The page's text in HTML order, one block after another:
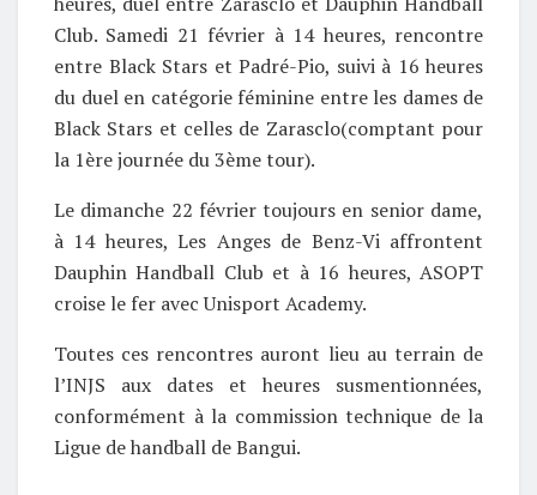
Club. Samedi 21 février à 14 heures, rencontre
entre Black Stars et Padré-Pio, suivi à 16 heures
du duel en catégorie féminine entre les dames de
Black Stars et celles de Zarasclo(comptant pour
la 1ère journée du 3ème tour).
Le dimanche 22 février toujours en senior dame,
à 14 heures, Les Anges de Benz-Vi affrontent
Dauphin Handball Club et à 16 heures, ASOPT
croise le fer avec Unisport Academy.
Toutes ces rencontres auront lieu au terrain de
l’INJS aux dates et heures susmentionnées,
conformément à la commission technique de la
Ligue de handball de Bangui.